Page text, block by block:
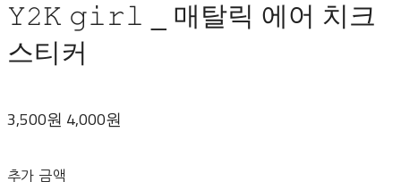
𝚈𝟸𝙺 𝚐𝚒𝚛𝚕 _ 매탈릭 에어 치크
스티커
3,500원 4,000원
추가 금액